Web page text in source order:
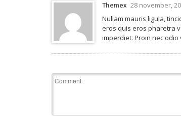
Themex 28 november,
Nullam mauris ligula,
eros quis eros pharetra
imperdiet. Proin nec